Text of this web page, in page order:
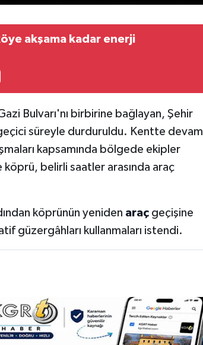
akşama kadar enerji
Bulvarı'nı birbirine bağlayan, Şehir
süreyle durduruldu. Kentte devam
kapsamında bölgede ekipler
köprü, belirli saatler arasında araç
köprünün yeniden araçgeçişine
güzergâhları kullanmaları istendi.